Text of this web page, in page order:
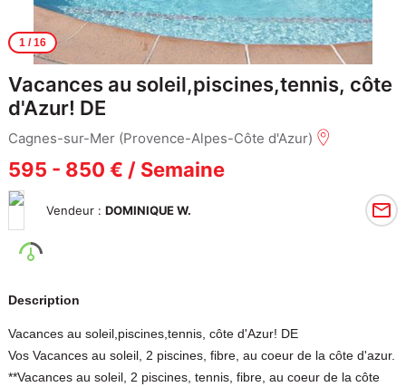
1/ 16
Vacances au soleil,piscines,tennis, côte
d'Azur! DE
Cagnes-sur-Mer (Provence-Alpes-Côte d'Azur)
595 - 850 € / Semaine
Vendeur : DOMINIQUE W.
Description
Vacances au soleil,piscines,tennis, côte d'Azur! DE
Vos Vacances au soleil, 2 piscines, fibre, au coeur de la côte d'azur.
**Vacances au soleil, 2 piscines, tennis, fibre, au coeur de la côte